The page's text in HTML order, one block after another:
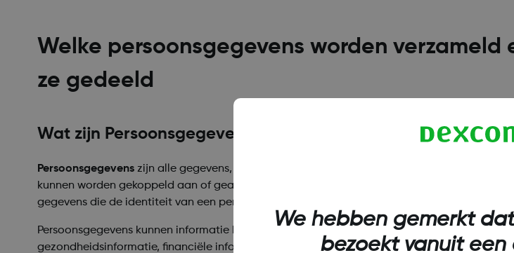
Welke persoonsgegevens worden
ze gedeeld
Wat zijn Persoonsgegevens?
Persoonsgegevenszijn alle gegevens, in elektronische of andere vorm vastgelegd, die
kunnen worden gekoppeld aan of geassocieerd met een specifieke persoon, zoals een
gegevens die de identiteit van een persoon indirect aanduiden, ook als Persoonsgegevens
Persoonsgegevens kunnen informatie bevatten die in sommige landen als gevoelig wordt
gezondheidsinformatie, financiële informatie, specifieke geolocatie, etnische of raciale
We hebben gemerkt
bezoekt vanuit een